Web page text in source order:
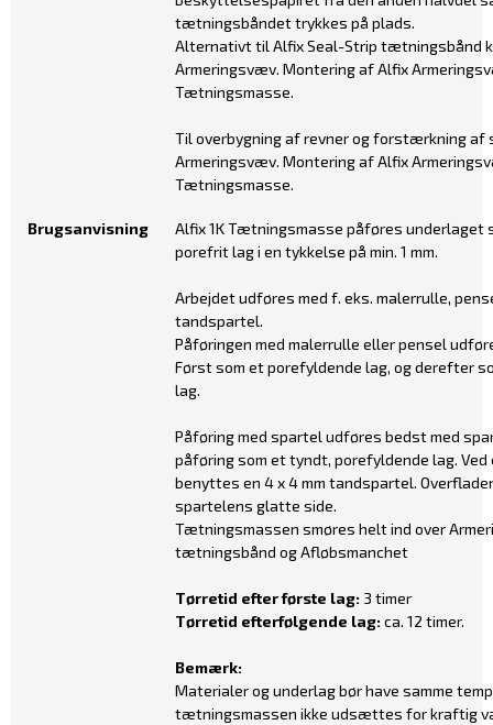
tætningsbåndet trykkes på plads.
Alternativt til Alfix Seal-Strip tætningsbånd
Armeringsvæv. Montering af Alfix
Tætningsmasse.
Til overbygning af revner og forstærkning af
Armeringsvæv. Montering af Alfix
Tætningsmasse.
Brugsanvisning
Alfix 1K Tætningsmasse påføres underlaget
porefrit lag i en tykkelse på min. 1 mm.
Arbejdet udføres med f. eks. malerrulle,
tandspartel.
Påføringen med malerrulle eller pensel
Først som et porefyldende lag, og derefter
lag.
Påføring med spartel udføres bedst med
påføring som et tyndt, porefyldende lag.
benyttes en 4 x 4 mm tandspartel.
spartelens glatte side.
Tætningsmassen smøres helt ind over
tætningsbånd og Afløbsmanchet
Tørretid efter første lag: 3 timer
Tørretid efterfølgende lag: ca. 12 timer.
Bemærk:
Materialer og underlag bør have samme
tætningsmassen ikke udsættes for kraftig